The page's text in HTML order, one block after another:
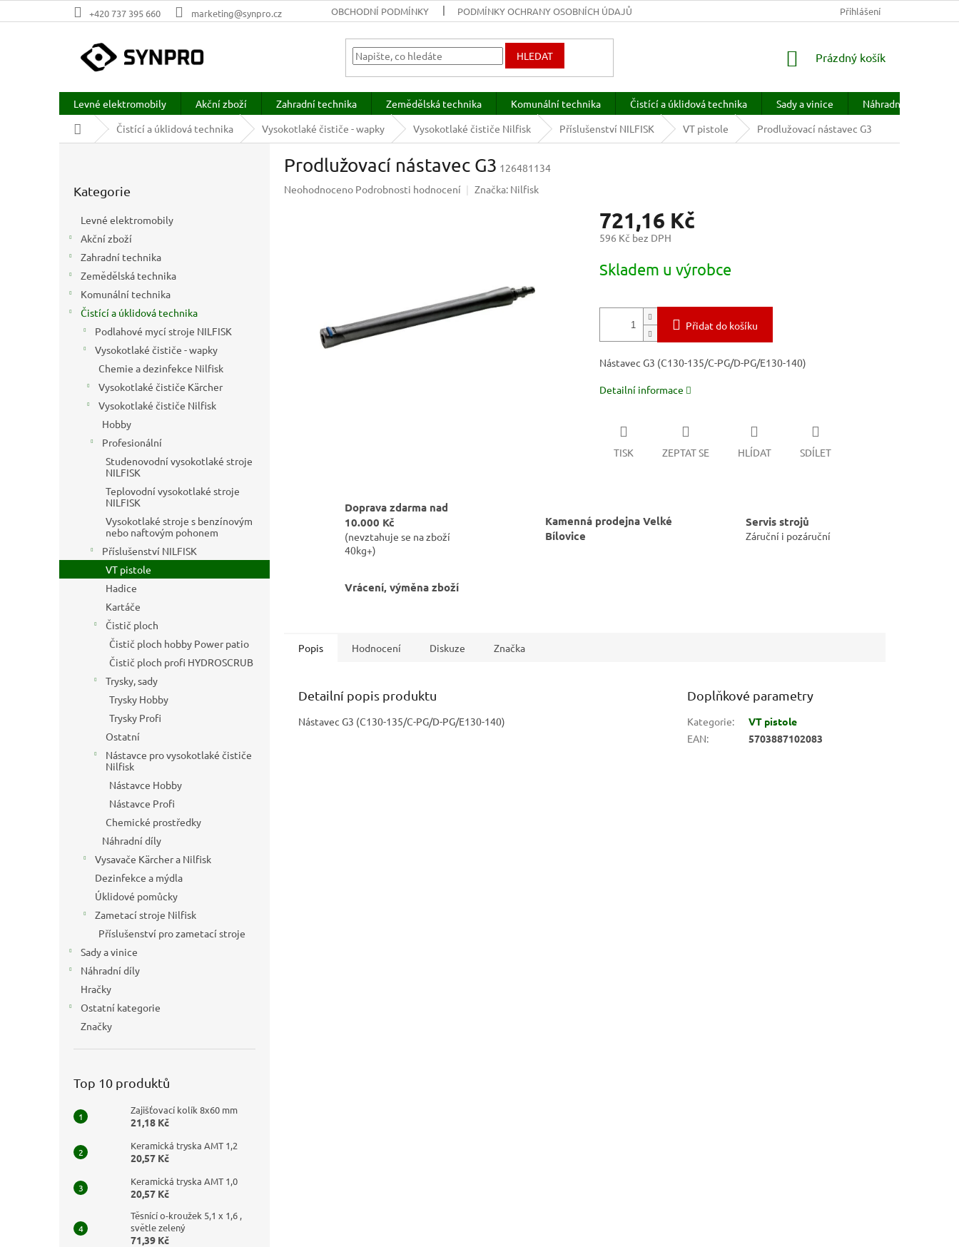
na
+420 737 395 660 marketing@synpro.cz OBCHODNÍ PODMÍNKY PODMÍNKY OCHRANY OSOBNÍCH ÚDAJŮ PRODÁVANÉ ZNAČKY
Přihlášení
HLEDAT
NÁKUPNÍ
Prázdný košík
Levné elektromobily Akční zboží Zahradní technika Zemědělská technika Komunální technika Čistící a úklidová technika Sady a vinice Náhradní díly
Domů
Čistící a úklidová technika Vysokotlaké čističe - wapky Vysokotlaké čističe Nilfisk Příslušenství NILFISK VT pistole Prodlužovací nástavec G3
kategorie
Kategorie
Levné elektromobily
Akční zboží
Zahradní technika
Zemědělská technika
Komunální technika
Čistící a úklidová technika
Podlahové mycí stroje NILFISK
Vysokotlaké čističe - wapky
Chemie a dezinfekce Nilfisk
Vysokotlaké čističe Kärcher
Vysokotlaké čističe Nilfisk
Hobby
Profesionální
Studenovodní vysokotlaké stroje
NILFISK
Teplovodní vysokotlaké stroje
NILFISK
Vysokotlaké stroje s benzínovým
nebo naftovým pohonem
Příslušenství NILFISK
VT pistole
Hadice
Kartáče
Čistič ploch
Čistič ploch hobby Power patio
Čistič ploch profi HYDROSCRUB
Trysky, sady
Trysky Hobby
Trysky Profi
Ostatní
Nástavce pro vysokotlaké čističe
Nilfisk
Nástavce Hobby
Nástavce Profi
Chemické prostředky
Náhradní díly
Vysavače Kärcher a Nilfisk
Dezinfekce a mýdla
Úklidové pomůcky
Zametací stroje Nilfisk
Příslušenství pro zametací stroje
Sady a vinice
Náhradní díly
Hračky
Ostatní kategorie
Značky
Top 10 produktů
Zajišťovací kolík 8x60 mm
21,18 Kč
Keramická tryska AMT 1,2
20,57 Kč
Keramická tryska AMT 1,0
20,57 Kč
Těsnící o-kroužek 5,1 x 1,6 ,
světle zelený
71,39 Kč
Prodlužovací nástavec G3 126481134
Průměrné
Neohodnoceno Podrobnosti hodnocení Značka: Nilfisk
721,16 Kč
596 Kč bez DPH
cena:
Skladem u výrobce
Přidat do košíku
Nástavec G3 (C130-135/C-PG/D-PG/E130-140)
Detailní informace
TISK ZEPTAT SE HLÍDAT SDÍLET
Doprava zdarma nad
10.000 Kč
(nevztahuje se na zboží
40kg+)
Kamenná prodejna Velké
Bílovice
Servis strojů
Záruční i pozáruční
Vrácení, výměna zboží
Popis Hodnocení Diskuze Značka
Detailní popis produktu
Nástavec G3 (C130-135/C-PG/D-PG/E130-140)
Doplňkové parametry
Kategorie:
VT pistole
EAN: 5703887102083